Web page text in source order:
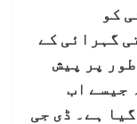
کو
گہرائی کے
پر پیش
جیسے اب
ہے۔ ڈی جی